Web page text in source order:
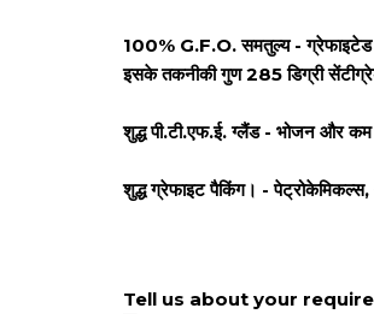
100% G.F.O. समतुल्य - ग्रेफाइटेड
इसके तकनीकी गुण 285 डिग्री
शुद्ध पी.टी.एफ.ई. ग्लैंड - भोजन और
शुद्ध ग्रेफाइट पैकिंग। -पेट्रोकेमिकल्स,
Tell us about your